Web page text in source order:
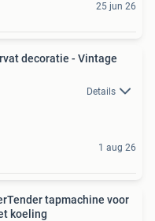
25 jun 26
decoratie - Vintage
Details
1 aug 26
tapmachine voor
koeling